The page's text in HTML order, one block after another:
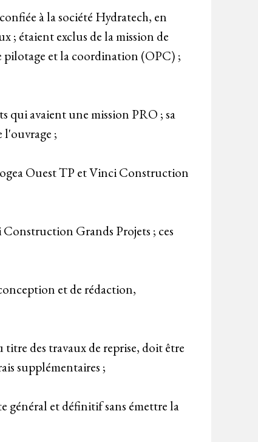
à la société Hydratech, en
; étaient exclus de la mission de
pilotage et la coordination (OPC) ;
qui avaient une mission PRO ; sa
l'ouvrage ;
Ouest TP et Vinci Construction
Grands Projets ; ces
et de rédaction,
des travaux de reprise, doit être
supplémentaires ;
général et définitif sans émettre la